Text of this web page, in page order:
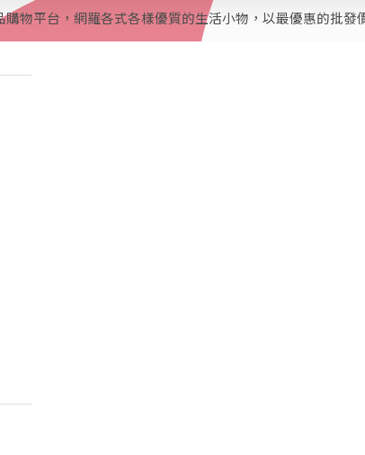
購物平台，網羅各式各樣優質的生活小物，以最優惠的批
期許能為 每一位消費者帶來豐富的優質商品、平實價格